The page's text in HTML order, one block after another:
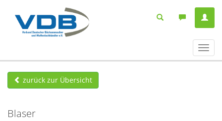
ein-/
zurück zur Übersicht
Blaser